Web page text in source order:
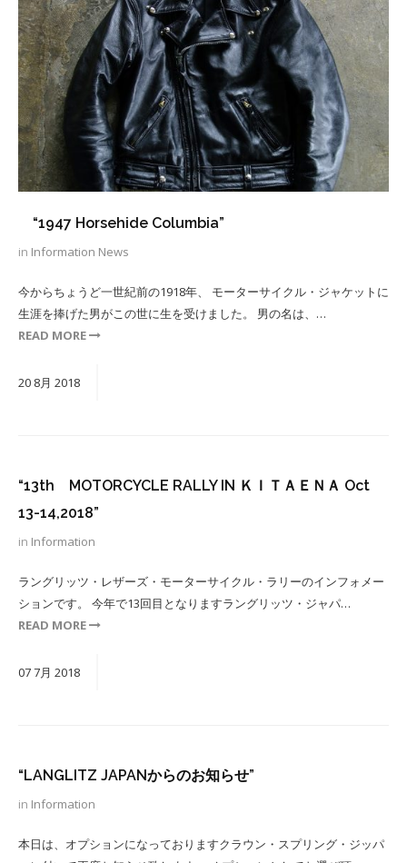
“1947 Horsehide Columbia”
in Information News
今からちょうど一世紀前の1918年、 モーターサイクル・ジャケットに
生涯を捧げた男がこの世に生を受けました。 男の名は、…
READ MORE
20 8月 2018
“13th MOTORCYCLE RALLY IN ＫＩＴＡＥＮＡ Oct
13-14,2018”
in Information
ラングリッツ・レザーズ・モーターサイクル・ラリーのインフォメー
ションです。 今年で13回目となりますラングリッツ・ジャパ…
READ MORE
077月 2018
“LANGLITZ JAPANからのお知らせ”
in Information
本日は、オプションになっておりますクラウン・スプリング・ジッパ